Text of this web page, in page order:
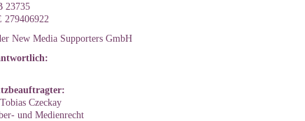
23735
279406922
New Media Supporters GmbH
Czeckay
und Medienrecht